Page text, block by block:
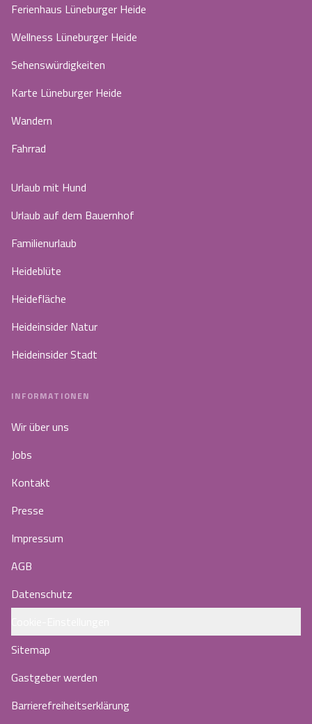
Ferienhaus Lüneburger Heide
Wellness Lüneburger Heide
Sehenswürdigkeiten
Karte Lüneburger Heide
Wandern
Fahrrad
Urlaub mit Hund
Urlaub auf dem Bauernhof
Familienurlaub
Heideblüte
Heidefläche
Heideinsider Natur
Heideinsider Stadt
INFORMATIONEN
Wir über uns
Jobs
Kontakt
Presse
Impressum
AGB
Datenschutz
Sitemap
Gastgeber werden
Barrierefreiheitserklärung